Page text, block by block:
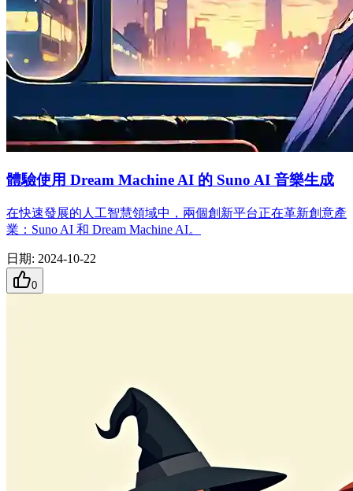
體驗使用 Dream Machine AI 的 Suno AI 音樂生成
在快速發展的人工智慧領域中，兩個創新平台正在革新創意產
業：Suno AI 和 Dream Machine AI。
日期: 2024-10-22
0